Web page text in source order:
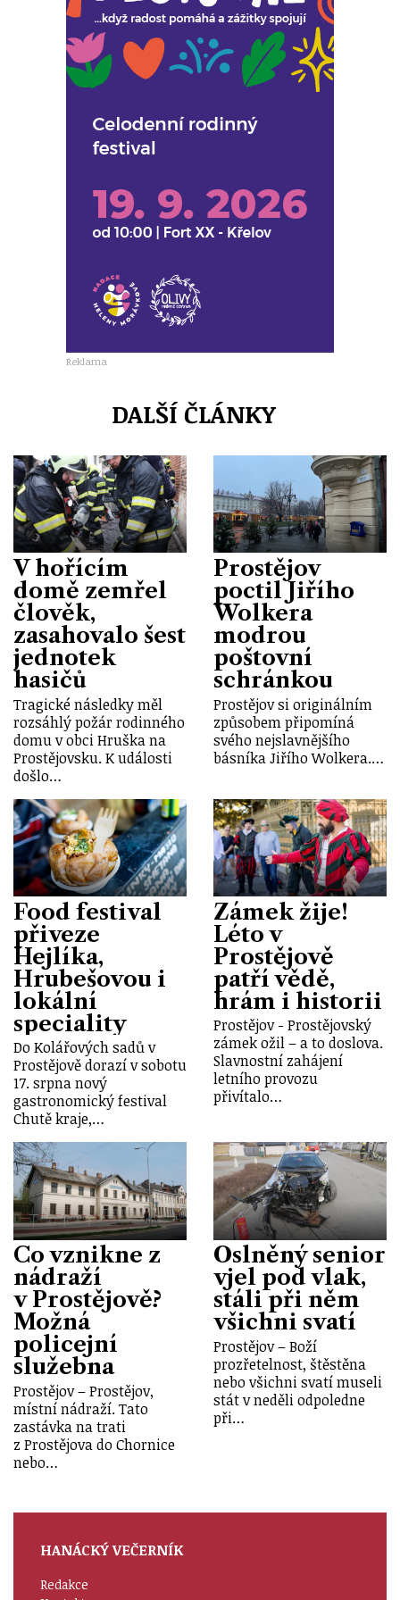
Reklama
DALŠÍ ČLÁNKY
V hořícím
domě zemřel
člověk,
zasahovalo šest
jednotek
hasičů
Tragické následky měl
rozsáhlý požár rodinného
domu v obci Hruška na
Prostějovsku. K události
došlo…
Prostějov
poctil Jiřího
Wolkera
modrou
poštovní
schránkou
Prostějov si originálním
způsobem připomíná
svého nejslavnějšího
básníka Jiřího Wolkera.…
Food festival
přiveze
Hejlíka,
Hrubešovou i
lokální
speciality
Do Kolářových sadů v
Prostějově dorazí v sobotu
17. srpna nový
gastronomický festival
Chutě kraje,…
Zámek žije!
Léto v
Prostějově
patří vědě,
hrám i historii
Prostějov - Prostějovský
zámek ožil – a to doslova.
Slavnostní zahájení
letního provozu
přivítalo…
Co vznikne z
nádraží
v Prostějově?
Možná
policejní
služebna
Prostějov – Prostějov,
místní nádraží. Tato
zastávka na trati
z Prostějova do Chornice
nebo…
Oslněný senior
vjel pod vlak,
stáli při něm
všichni svatí
Prostějov – Boží
prozřetelnost, štěstěna
nebo všichni svatí museli
stát v neděli odpoledne
při…
HANÁCKÝ VEČERNÍK
Redakce